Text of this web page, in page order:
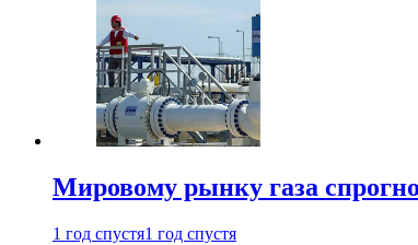
Мировому рынку газа
1 год спустя1 год спустя